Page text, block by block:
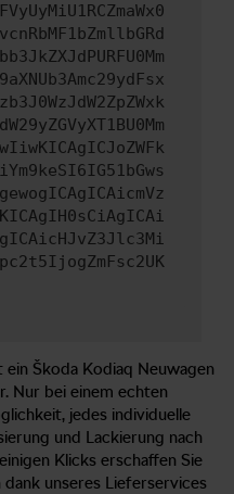
ein Škoda Kodiaq Neuwagen
Nur bei einem echten
jedes individuelle
und Lackierung nach
Klicks erschaffen Sie
unseres Lieferservices